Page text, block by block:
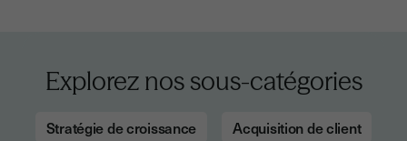
Explorez nos sous-catégories
Stratégie de croissance Acquisition de client